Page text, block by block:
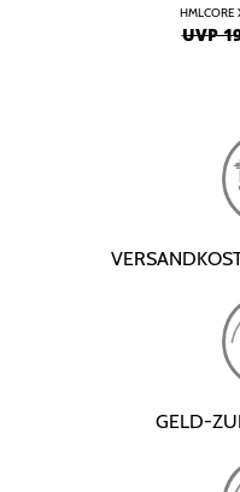
HMLCORE
UVP
GELD-